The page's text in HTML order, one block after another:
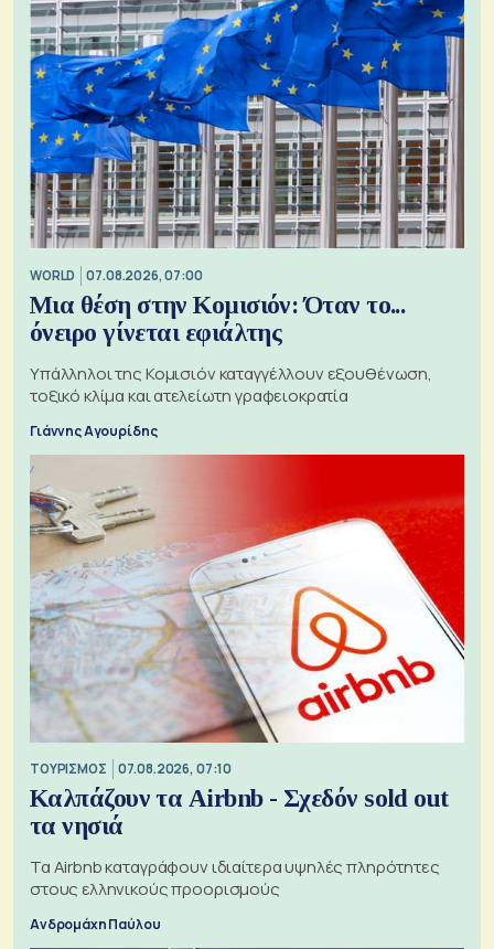
WORLD 07.08.2026, 07:00
Μια θέση στην Κομισιόν: Όταν το...
όνειρο γίνεται εφιάλτης
Υπάλληλοι της Κομισιόν καταγγέλλουν εξουθένωση,
τοξικό κλίμα και ατελείωτη γραφειοκρατία
Γιάννης Αγουρίδης
ΤΟΥΡΙΣΜΟΣ 07.08.2026, 07:10
Καλπάζουν τα Airbnb - Σχεδόν sold out
τα νησιά
Τα Airbnb καταγράφουν ιδιαίτερα υψηλές πληρότητες
στους ελληνικούς προορισμούς
Ανδρομάχη Παύλου